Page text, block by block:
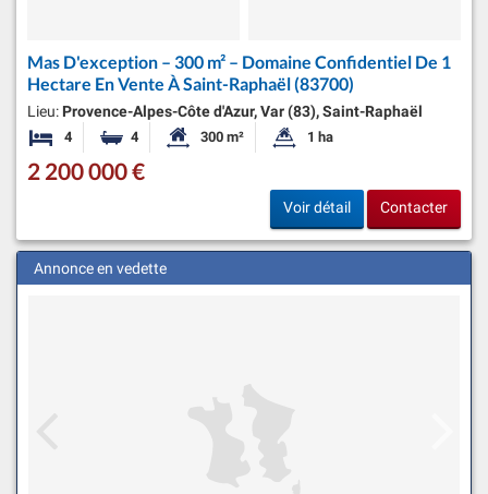
Mas D'exception – 300 m² – Domaine Confidentiel De 1
Hectare En Vente À Saint-Raphaël (83700)
Lieu: Provence-Alpes-Côte d'Azur, Var (83), Saint-Raphaël
4 Chambres
4 Salles de bainsSurface habitable:
300 m² Superficie du terrain:
1 ha
2 200 000 €
Voir détail Contacter
Annonce en vedette